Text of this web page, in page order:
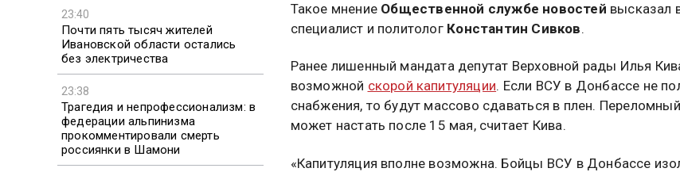
23:40
Почти пять тысяч жителей
Ивановской области остались
без электричества
23:38
Трагедия и непрофессионализм: в
федерации альпинизма
прокомментировали смерть
россиянки в Шамони
Такое мнение Общественной службе новостей высказал
специалист и политолог Константин Сивков.
Ранее лишенный мандата депутат Верховной рады Илья
возможной скорой капитуляции. Если ВСУ в Донбассе не
снабжения, то будут массово сдаваться в плен.
может настать после 15 мая, считает Кива.
«Капитуляция вполне возможна. Бойцы ВСУ в Донбассе